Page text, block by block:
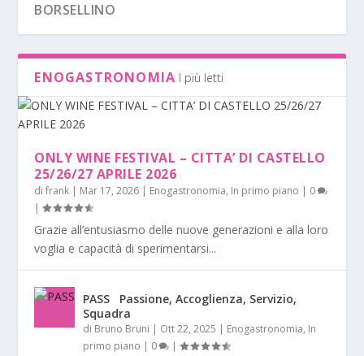
BORSELLINO
ARCHEOLOGIA, LA MOSTRA “IN VIAGGIO NEL
REGNO...
ALLONTANAMENTO DEI MINORI, ESPERTI A
CONFRONTO
IL MITO DI CAPRI. A DUECENTO ANNI DALLA
SCOPERTA D...
LUMEN EX TERRA
FESTIVAL DELLA LETTERATURA DI VIAGGIO
2026
ENOGASTRONOMIA I più letti
ONLY WINE FESTIVAL – CITTA’ DI CASTELLO
25/26/27 APRILE 2026
difrank | Mar 17, 2026 | Enogastronomia, In primo piano | 0
|
Grazie all’entusiasmo delle nuove generazioni e alla loro
voglia e capacità di sperimentarsi...
PASS Passione, Accoglienza, Servizio,
Squadra
di Bruno Bruni | Ott 22, 2025 | Enogastronomia, In
primo piano | 0 |